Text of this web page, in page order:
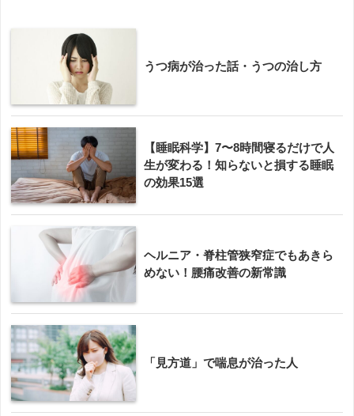
うつ病が治った話・うつの治し方
【睡眠科学】7〜8時間寝るだけで人
生が変わる！知らないと損する睡眠
の効果15選
ヘルニア・脊柱管狭窄症でもあきら
めない！腰痛改善の新常識
「見方道」で喘息が治った人